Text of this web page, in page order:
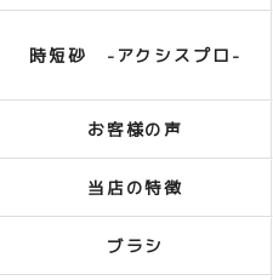
時短砂 -アクシスプロ-
お客様の声
当店の特徴
ブラシ